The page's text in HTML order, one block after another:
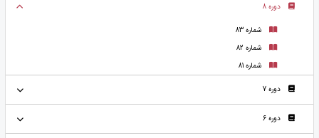
دوره 8
شماره 83
شماره 82
شماره 81
دوره 7
دوره 6